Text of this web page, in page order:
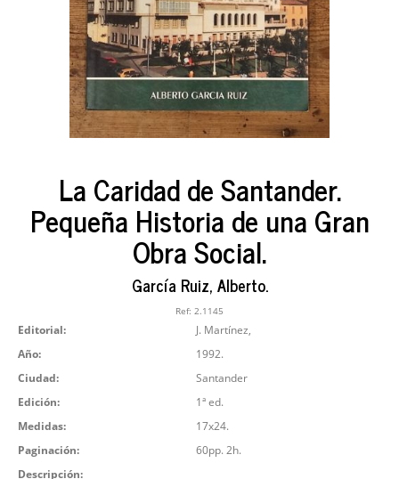
La Caridad de Santander.
Pequeña Historia de una Gran
Obra Social.
García Ruiz, Alberto.
Ref: 2.1145
Editorial:
J. Martínez,
Año:
1992.
Ciudad:
Santander
Edición:
1ª ed.
Medidas:
17x24.
Paginación:
60pp. 2h.
Descripción: